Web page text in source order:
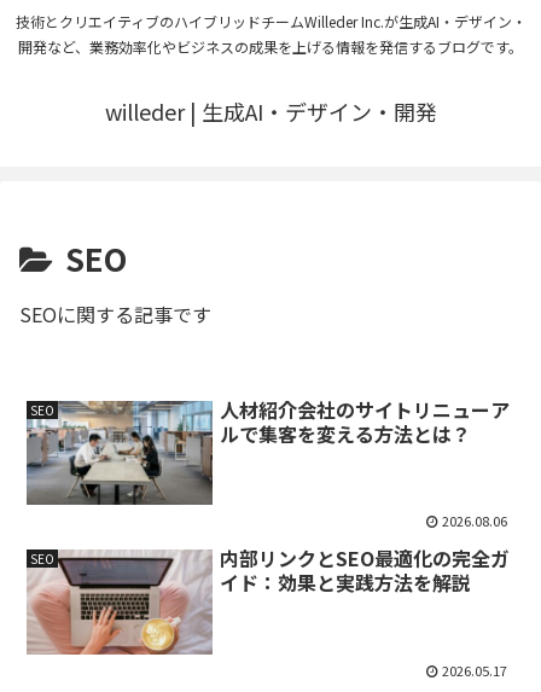
技術とクリエイティブのハイブリッドチームWilleder Inc.が生成AI・デザイン・
開発など、業務効率化やビジネスの成果を上げる情報を発信するブログです。
willeder | 生成AI・デザイン・開発
SEO
SEOに関する記事です
SEO
人材紹介会社のサイトリニューア
ルで集客を変える方法とは？
2026.08.06
SEO
内部リンクとSEO最適化の完全ガ
イド：効果と実践方法を解説
2026.05.17